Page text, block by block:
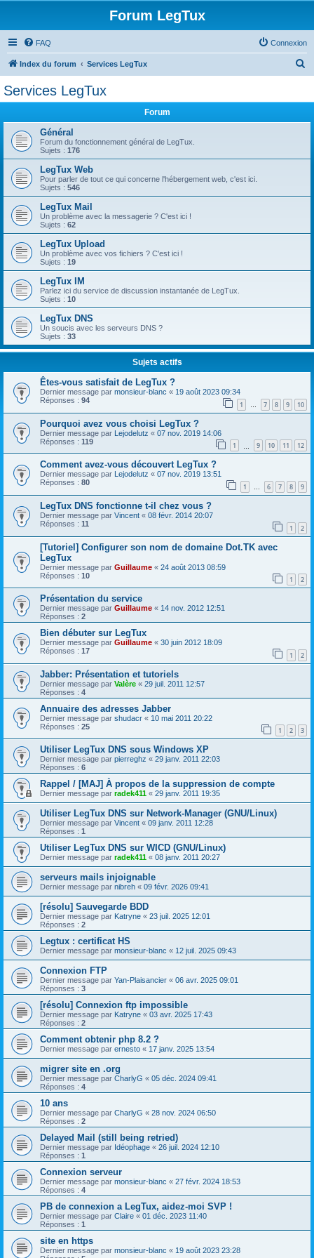
Forum LegTux
FAQ Connexion
Index du forum Services LegTux
e
Services LegTux
Forum
Général
Forum du fonctionnement général de LegTux.
Sujets : 176
LegTux Web
Pour parler de tout ce qui concerne l'hébergement web, c'est ici.
Sujets : 546
LegTux Mail
Un problème avec la messagerie ? C'est ici !
Sujets : 62
LegTux Upload
Un problème avec vos fichiers ? C'est ici !
Sujets : 19
LegTux IM
Parlez ici du service de discussion instantanée de LegTux.
Sujets : 10
LegTux DNS
Un soucis avec les serveurs DNS ?
Sujets : 33
Sujets actifs
Êtes-vous satisfait de LegTux ?
Dernier message par monsieur-blanc « 19 août 2023 09:34
Réponses : 94 1 … 7 8 9 10
Pourquoi avez vous choisi LegTux ?
Dernier message par Lejodelutz « 07 nov. 2019 14:06
Réponses : 119 1 9 10 11 12
Comment avez-vous découvert LegTux ?
Dernier message par Lejodelutz « 07 nov. 2019 13:51
Réponses : 80 1 … 6 7 8 9
LegTux DNS fonctionne t-il chez vous ?
Dernier message par Vincent « 08 févr. 2014 20:07
Réponses : 11 1 2
[Tutoriel] Configurer son nom de domaine Dot.TK avec
LegTux
Dernier message par Guillaume « 24 août 2013 08:59
Réponses : 10 1 2
Présentation du service
Dernier message par Guillaume « 14 nov. 2012 12:51
Réponses : 2
Bien débuter sur LegTux
Dernier message par Guillaume « 30 juin 2012 18:09
Réponses : 17 1 2
Jabber: Présentation et tutoriels
Dernier message par Valère « 29 juil. 2011 12:57
Réponses : 4
Annuaire des adresses Jabber
Dernier message par shudacr « 10 mai 2011 20:22
Réponses : 25 1 2 3
Utiliser LegTux DNS sous Windows XP
Dernier message par pierreghz « 29 janv. 2011 22:03
Réponses : 6
Rappel / [MAJ] À propos de la suppression de compte
Dernier message par radek411 « 29 janv. 2011 19:35
Utiliser LegTux DNS sur Network-Manager (GNU/Linux)
Dernier message par Vincent « 09 janv. 2011 12:28
Réponses : 1
Utiliser LegTux DNS sur WICD (GNU/Linux)
Dernier message par radek411 « 08 janv. 2011 20:27
serveurs mails injoignable
Dernier message par nibreh « 09 févr. 2026 09:41
[résolu] Sauvegarde BDD
Dernier message par Katryne « 23 juil. 2025 12:01
Réponses : 2
Legtux : certificat HS
Dernier message par monsieur-blanc « 12 juil. 2025 09:43
Connexion FTP
Dernier message par Yan-Plaisancier « 06 avr. 2025 09:01
Réponses : 3
[résolu] Connexion ftp impossible
Dernier message par Katryne « 03 avr. 2025 17:43
Réponses : 2
Comment obtenir php 8.2 ?
Dernier message par ernesto « 17 janv. 2025 13:54
migrer site en .org
Dernier message par CharlyG « 05 déc. 2024 09:41
Réponses : 4
10 ans
Dernier message par CharlyG « 28 nov. 2024 06:50
Réponses : 2
Delayed Mail (still being retried)
Dernier message par Idéophage « 26 juil. 2024 12:10
Réponses : 1
Connexion serveur
Dernier message par monsieur-blanc « 27 févr. 2024 18:53
Réponses : 4
PB de connexion a LegTux, aidez-moi SVP !
Dernier message par Claire « 01 déc. 2023 11:40
Réponses : 1
site en https
Dernier message par monsieur-blanc « 19 août 2023 23:28